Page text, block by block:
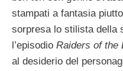
stampati a fantasia
sorpresa lo stilista della
l’episodio Raiders of the
al desiderio del